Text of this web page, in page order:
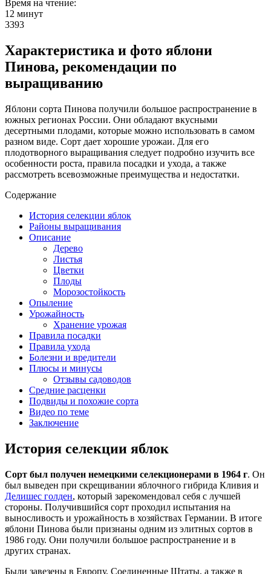
Время на чтение:
12 минут
3393
Характеристика и фото яблони
Пинова, рекомендации по
выращиванию
Яблони сорта Пинова получили большое распространение в
южных регионах России. Они обладают вкусными
десертными плодами, которые можно использовать в самом
разном виде. Сорт дает хорошие урожаи. Для его
плодотворного выращивания следует подробно изучить все
особенности роста, правила посадки и ухода, а также
рассмотреть всевозможные преимущества и недостатки.
Содержание
История селекции яблок
Районы выращивания
Описание
Дерево
Листья
Цветки
Плоды
Морозостойкость
Опыление
Урожайность
Хранение урожая
Правила посадки
Правила ухода
Болезни и вредители
Плюсы и минусы
Отзывы садоводов
Средние расценки
Подвиды и похожие сорта
Видео по теме
Заключение
История селекции яблок
Сорт был получен немецкими селекционерами в 1964 г. Он
был выведен при скрещивании яблочного гибрида Кливия и
Делишес голден, который зарекомендовал себя с лучшей
стороны. Получившийся сорт проходил испытания на
выносливость и урожайность в хозяйствах Германии. В итоге
яблони Пинова были признаны одним из элитных сортов в
1986 году. Они получили большое распространение и в
других странах.
Были завезены в Европу, Соединенные Штаты, а также в